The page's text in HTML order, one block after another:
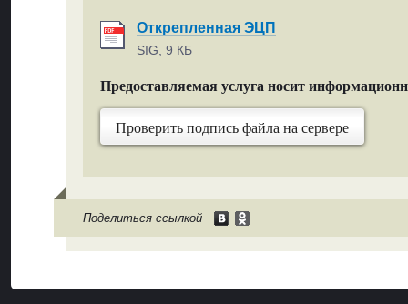
Открепленная ЭЦП
SIG, 9 КБ
Предоставляемая услуга носит
Проверить подпись файла на сервере
Поделиться ссылкой